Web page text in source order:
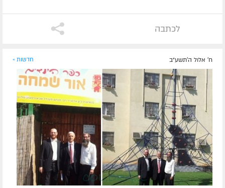
לכתבה
ח' אלול ה׳תשע״ב חדשות »